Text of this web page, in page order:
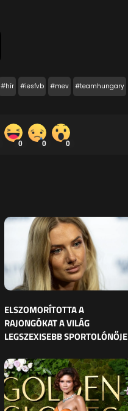
#hír #iesfvb #mev #teamhungary
0 0 0
ELSZOMORÍTOTTA A
RAJONGÓKAT A VILÁG
LEGSZEXISEBB SPORTOLÓNŐJE